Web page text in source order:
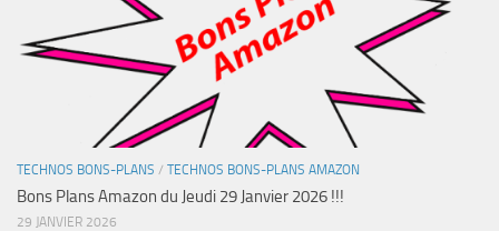
TECHNOS BONS-PLANS / TECHNOS BONS-PLANS AMAZON
Bons Plans Amazon du Jeudi 29 Janvier 2026 !!!
29 JANVIER 2026